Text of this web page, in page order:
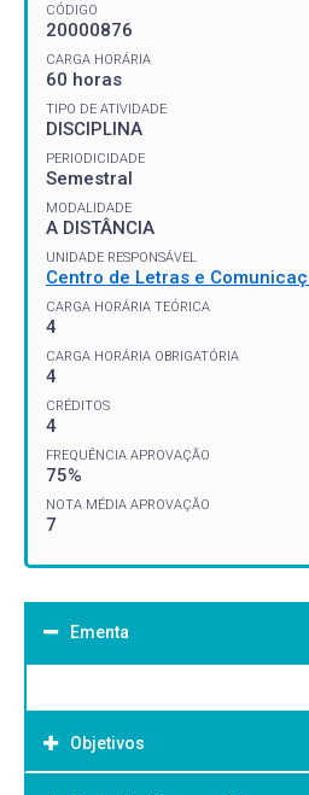
CÓDIGO
20000876
CARGA HORÁRIA
60 horas
TIPO DE ATIVIDADE
DISCIPLINA
PERIODICIDADE
Semestral
MODALIDADE
A DISTÂNCIA
UNIDADE RESPONSÁVEL
Centro de Letras e
CARGA HORÁRIA TEÓRICA
4
CARGA HORÁRIA OBRIGATÓRIA
4
CRÉDITOS
4
FREQUÊNCIA APROVAÇÃO
75%
NOTA MÉDIA APROVAÇÃO
7
Ementa
Objetivos